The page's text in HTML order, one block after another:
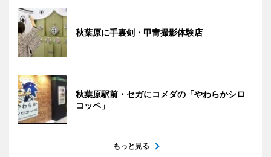
秋葉原に手裏剣・甲冑撮影体験店
秋葉原駅前・セガにコメダの「やわらかシロ
コッペ」
もっと見る